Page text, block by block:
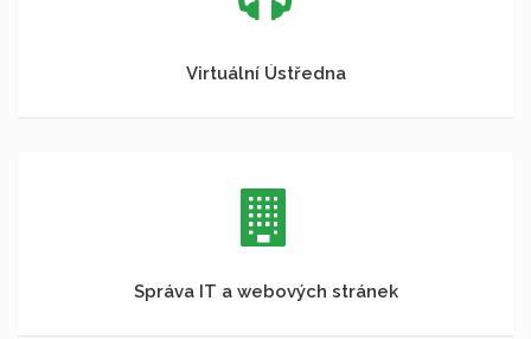
Virtuální Ústředna
Správa IT a webových stránek